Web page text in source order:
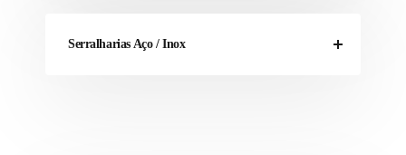
Serralharias Aço / Inox